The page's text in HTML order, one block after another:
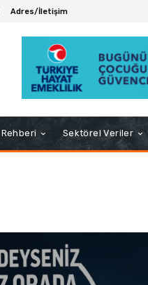
Adres/İletişim
Sektörel Veriler